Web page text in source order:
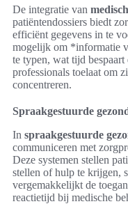
De integratie van
patiëntendossiers biedt
efficiënt gegevens in te
mogelijk om *informatie
te typen, wat tijd bespaart
professionals toelaat om
concentreren.
Spraakgestuurde
In spraakgestuurde
communiceren met
Deze systemen stellen
stellen of hulp te krijgen,
vergemakkelijkt de
reactietijd bij medische